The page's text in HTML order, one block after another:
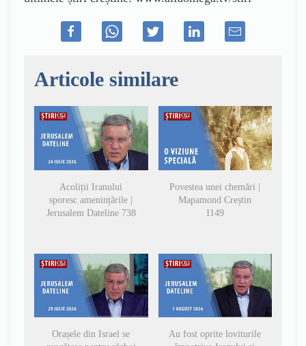
Articole similare
Acoliții Iranului
sporesc amenințările |
Jerusalem Dateline 738
Povestea unei chemări |
Mapamond Creștin
1149
Orașele din Israel se
Au fost oprite loviturile